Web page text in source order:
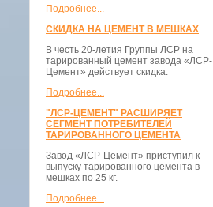
Подробнее...
СКИДКА НА ЦЕМЕНТ В МЕШКАХ
В честь 20-летия Группы ЛСР на
тарированный цемент завода «ЛСР-
Цемент» действует скидка.
Подробнее...
"ЛСР-ЦЕМЕНТ" РАСШИРЯЕТ
СЕГМЕНТ ПОТРЕБИТЕЛЕЙ
ТАРИРОВАННОГО ЦЕМЕНТА
Завод «ЛСР-Цемент» приступил к
выпуску тарированного цемента в
мешках по 25 кг.
Подробнее...